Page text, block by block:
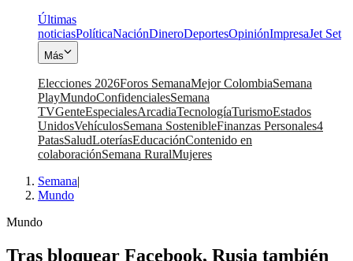
Últimas
noticiasPolíticaNaciónDineroDeportesOpiniónImpresaJet Set
Más
Elecciones 2026Foros SemanaMejor ColombiaSemana
PlayMundoConfidencialesSemana
TVGenteEspecialesArcadiaTecnologíaTurismoEstados
UnidosVehículosSemana SostenibleFinanzas Personales4
PatasSaludLoteríasEducaciónContenido en
colaboraciónSemana RuralMujeres
Semana|
Mundo
Mundo
Tras bloquear Facebook, Rusia también